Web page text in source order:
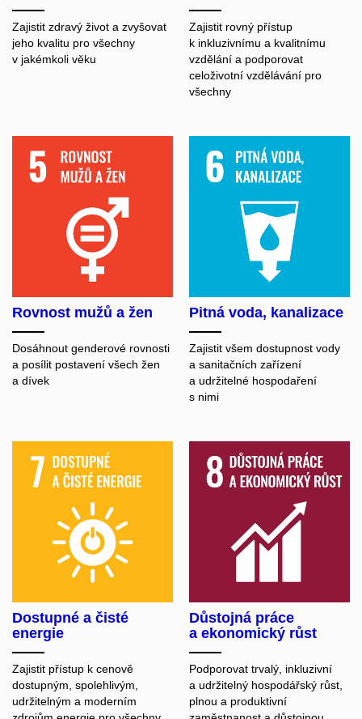
Zajistit zdravý život a zvyšovat
jeho kvalitu pro všechny
v jakémkoli věku
Zajistit rovný přístup
k inkluzivnímu a kvalitnímu
vzdělání a podporovat
celoživotní vzdělávání pro
všechny
Rovnost mužů a žen
Dosáhnout genderové rovnosti
a posílit postavení všech žen
a dívek
Pitná voda, kanalizace
Zajistit všem dostupnost vody
a sanitačních zařízení
a udržitelné hospodaření
s nimi
Dostupné a čisté
energie
Zajistit přístup k cenově
dostupným, spolehlivým,
udržitelným a moderním
Důstojná práce
a ekonomický růst
Podporovat trvalý, inkluzivní
a udržitelný hospodářský růst,
plnou a produktivní